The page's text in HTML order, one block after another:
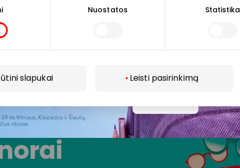
Nuostatos Statistika
slapukai Leisti pasirinkimą
Patikrinti dovanų kortelės likutį ir galiojimą galimačia.